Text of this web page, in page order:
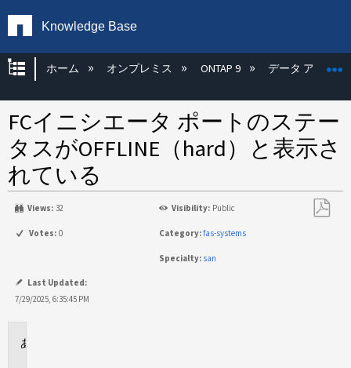
Knowledge Base
グローバル階層を展開/折りたたむ
ホーム オンプレミス ONTAP 9 データ アクセス
FCイニシエータ ポートのステー
タスがOFFLINE（hard）と表示さ
れている
Views: 32 Visibility: Public
Votes: 0 Category:fas-systems
Specialty: san
Last Updated:
7/29/2025, 6:35:45 PM